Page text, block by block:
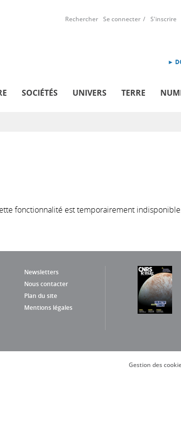
Rechercher Se connecter S'inscrire
►
SOCIÉTÉS UNIVERS TERRE
fonctionnalité est temporairement
Newsletters
Nous contacter
Plan du site
Mentions légales
Gestion des